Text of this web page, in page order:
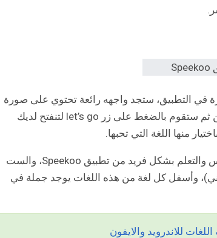
في التطبيق، ستجد واجهه رائعة تحتوي على صورة
جذابة تقول لك في البداية لبدء رحلة جديدة في تعلم اللغات، ومن ثم ستقوم بالضغط على زر let’s go لتنفتح لديك
منها اللغة التي تحبها.
يوجد ست لغات في التطبيق بإمكانك اختيار لغة منهم لتبدأ الدروس والتعلم بشكل فريد من تطبيق Speekoo، والست
وأسفل كل لغة من هذه اللغات يوجد جملة في